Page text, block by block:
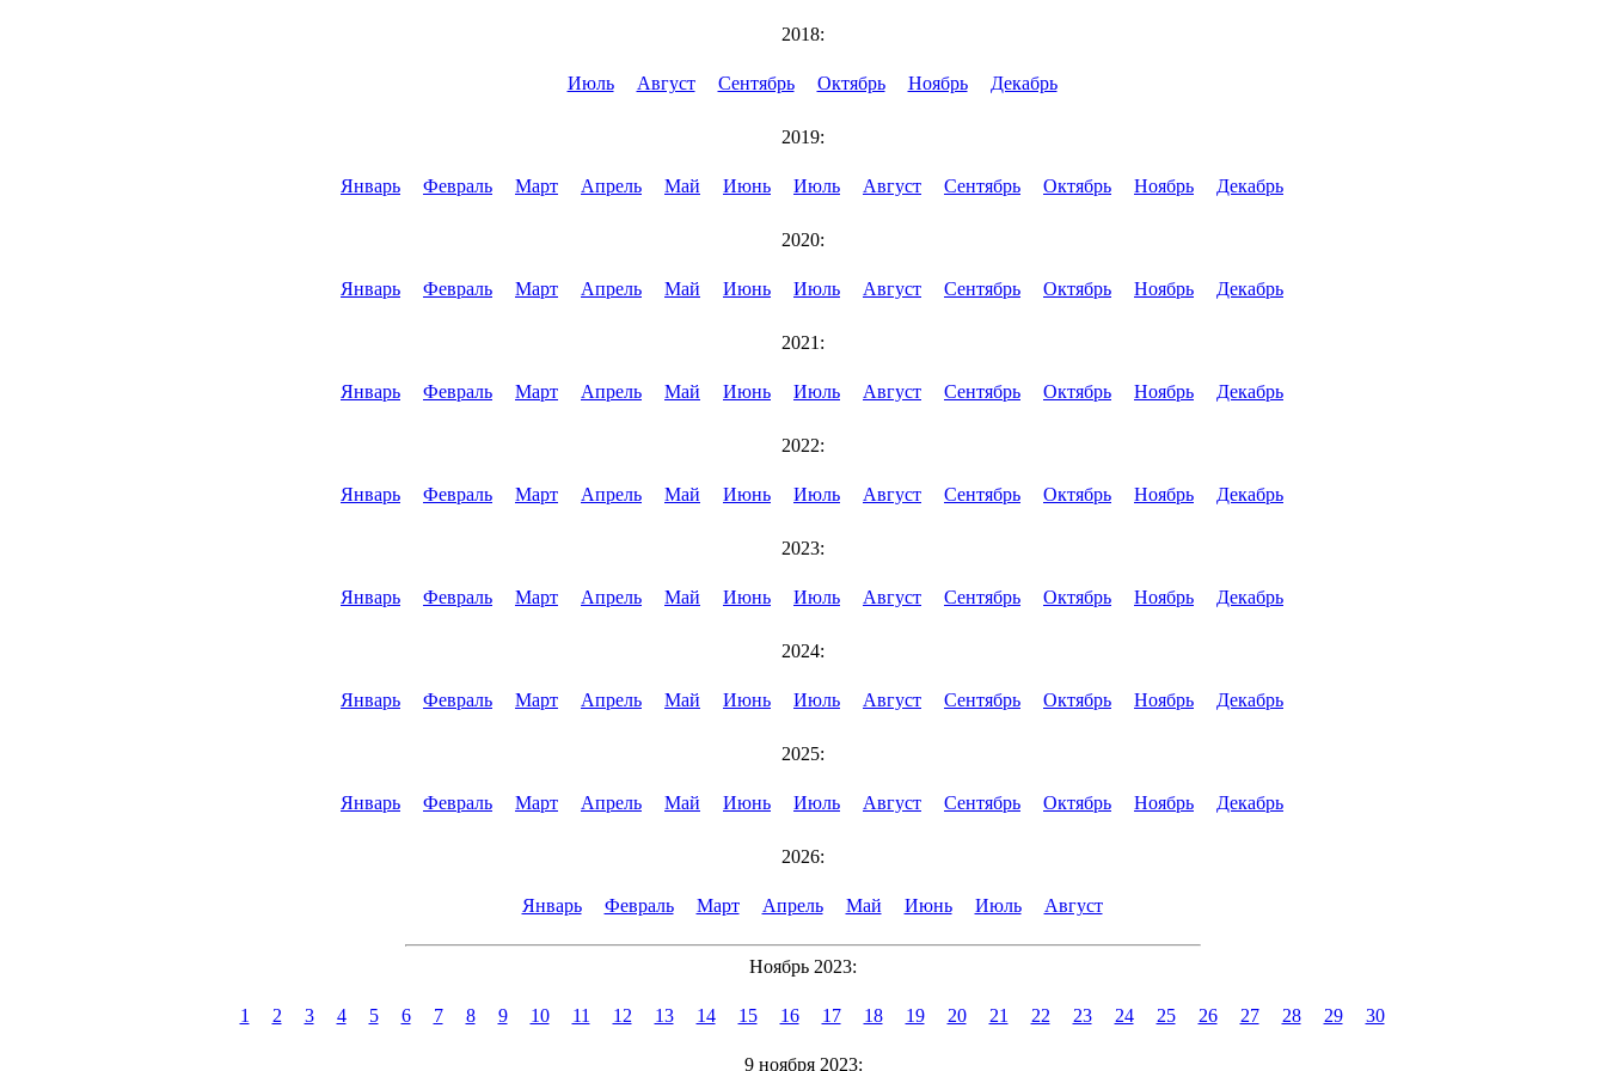
2018:
Июль Август Сентябрь Октябрь Ноябрь Декабрь
2019:
Январь Февраль Март Апрель Май Июнь Июль Август Сентябрь Октябрь Ноябрь Декабрь
2020:
Январь Февраль Март Апрель Май Июнь Июль Август Сентябрь Октябрь Ноябрь Декабрь
2021:
Январь Февраль Март Апрель Май Июнь Июль Август Сентябрь Октябрь Ноябрь Декабрь
2022:
Январь Февраль Март Апрель Май Июнь Июль Август Сентябрь Октябрь Ноябрь Декабрь
2023:
Январь Февраль Март Апрель Май Июнь Июль Август Сентябрь Октябрь Ноябрь Декабрь
2024:
Январь Февраль Март Апрель Май Июнь Июль Август Сентябрь Октябрь Ноябрь Декабрь
2025:
Январь Февраль Март Апрель Май Июнь Июль Август Сентябрь Октябрь Ноябрь Декабрь
2026:
Январь Февраль Март Апрель Май Июнь Июль Август
Ноябрь 2023:
1 2 3 4 5 6 7 8 9 10 11 12 13 14 15 16 17 18 19 20 21 22 23 24 25 26 27 28 29 30
9 ноября 2023: